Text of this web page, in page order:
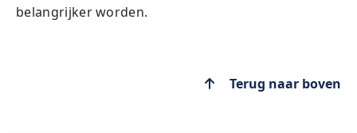
belangrijker worden.
Terug naar boven